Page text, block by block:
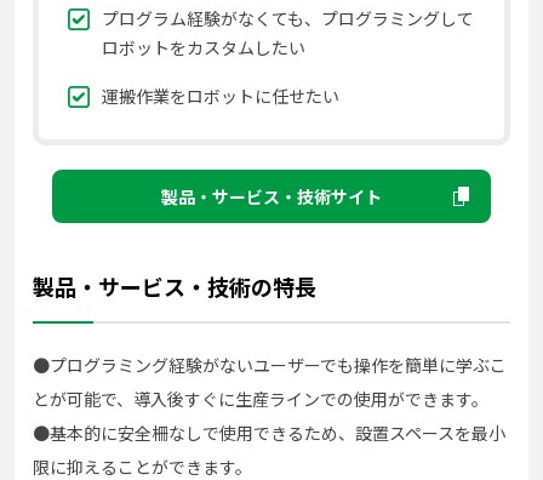
プログラム経験がなくても、プログラミングして
ロボットをカスタムしたい
運搬作業をロボットに任せたい
製品・サービス・技術サイト
製品・サービス・技術の特長
●プログラミング経験がないユーザーでも操作を簡単に学ぶこ
とが可能で、導入後すぐに生産ラインでの使用ができます。
●基本的に安全柵なしで使用できるため、設置スペースを最小
限に抑えることができます。